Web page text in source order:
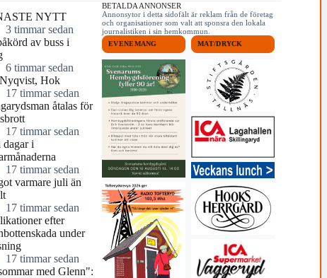
NYTT
3 timmar sedan
av buss i
6 timmar sedan
Hok
17 timmar sedan
åtalas för
17 timmar sedan
dagar i
17 timmar sedan
varmare juli än
17 timmar sedan
efter
under
17 timmar sedan
med Glenn":
BETALDA ANNONSER
Annonsytor i detta sidofält är reklam från de företag
och organisationer som valt att sponsra den lokala
journalistiken i sin hemkommun.
EVENEMANG MAT/DRYCK